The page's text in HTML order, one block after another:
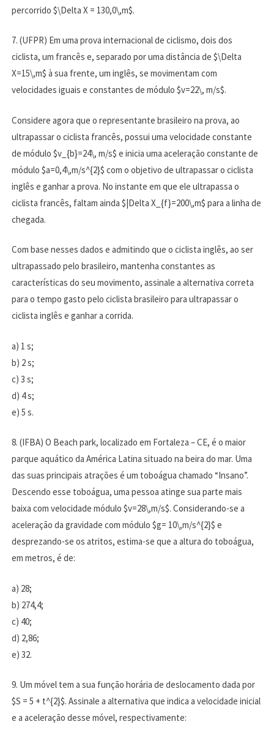
percorrido $\Delta X = 130,0\,m$.
7. (UFPR) Em uma prova internacional de ciclismo, dois dos
ciclista, um francês e, separado por uma distância de $\Delta
X=15\,m$ à sua frente, um inglês, se movimentam com
velocidades iguais e constantes de módulo $v=22\, m/s$.
Considere agora que o representante brasileiro na prova, ao
ultrapassar o ciclista francês, possui uma velocidade constante
de módulo $v_{b}=24\, m/s$ e inicia uma aceleração constante de
módulo $a=0,4\,m/s^{2}$ com o objetivo de ultrapassar o ciclista
inglês e ganhar a prova. No instante em que ele ultrapassa o
ciclista francês, faltam ainda $|Delta X_{f}=200\,m$ para a linha de
chegada.
Com base nesses dados e admitindo que o ciclista inglês, ao ser
ultrapassado pelo brasileiro, mantenha constantes as
características do seu movimento, assinale a alternativa correta
para o tempo gasto pelo ciclista brasileiro para ultrapassar o
ciclista inglês e ganhar a corrida.
a) 1 s;
b) 2 s;
c) 3 s;
d) 4 s;
e) 5 s.
8. (IFBA) O Beach park, localizado em Fortaleza – CE, é o maior
parque aquático da América Latina situado na beira do mar. Uma
das suas principais atrações é um toboágua chamado “Insano”.
Descendo esse toboágua, uma pessoa atinge sua parte mais
baixa com velocidade módulo $v=28\,m/s$. Considerando-se a
aceleração da gravidade com módulo $g= 10\,m/s^{2}$ e
desprezando-se os atritos, estima-se que a altura do toboágua,
em metros, é de:
a) 28;
b) 274,4;
c) 40;
d) 2,86;
e) 32.
9. Um móvel tem a sua função horária de deslocamento dada por
$S = 5 + t^{2}$. Assinale a alternativa que indica a velocidade inicial
e a aceleração desse móvel, respectivamente: